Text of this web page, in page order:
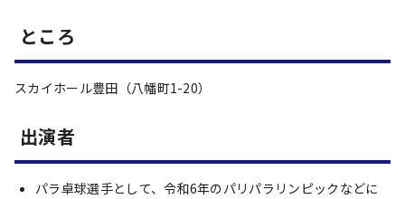
ところ
スカイホール豊田（八幡町1-20）
出演者
パラ卓球選手として、令和6年のパリパラリンピックなどに